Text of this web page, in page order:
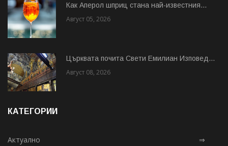
Как Аперол шприц стана най-известния...
Август 05, 2026
Църквата почита Свeти Емилиан Изповед...
Август 08, 2026
КАТЕГОРИИ
Актуално ⇒